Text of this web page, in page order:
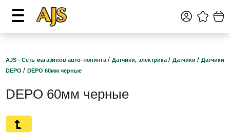
AJS - Сеть магазинов авто-тюнинга / Датчики, электрика / Датчики / Датчики
DEPO / DEPO 60мм черные
DEPO 60мм черные